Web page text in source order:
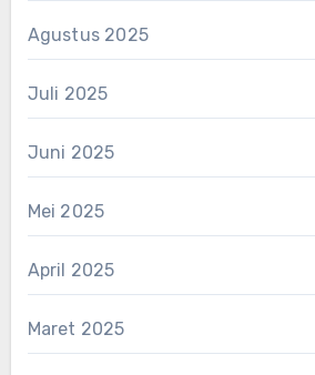
Agustus 2025
Juli 2025
Juni 2025
Mei 2025
April 2025
Maret 2025